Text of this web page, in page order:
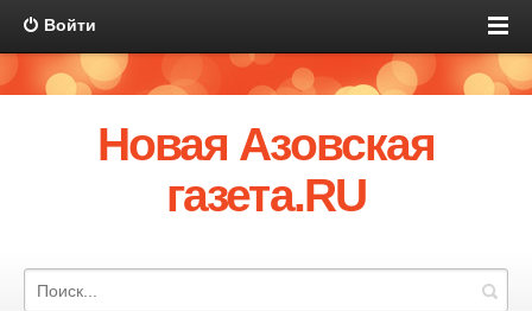
Войти
Новая Азовская
газета.RU